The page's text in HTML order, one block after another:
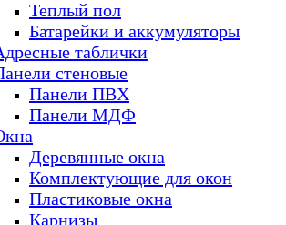
Теплый пол
Батарейки и аккумуляторы
таблички
стеновые
Панели ПВХ
Панели МДФ
Деревянные окна
Комплектующие для окон
Пластиковые окна
Карнизы